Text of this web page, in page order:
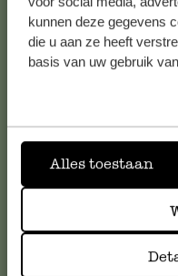
kunnen deze gegevens
die u aan ze heeft
basis van uw gebruik
Alles toestaan
Falls Sie Fragen haben